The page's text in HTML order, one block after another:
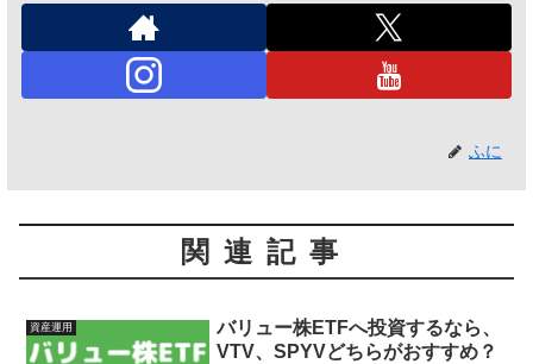
ふに
関連記事
資産運用
バリュー株ETFへ投資するなら、
VTV、SPYVどちらがおすすめ？